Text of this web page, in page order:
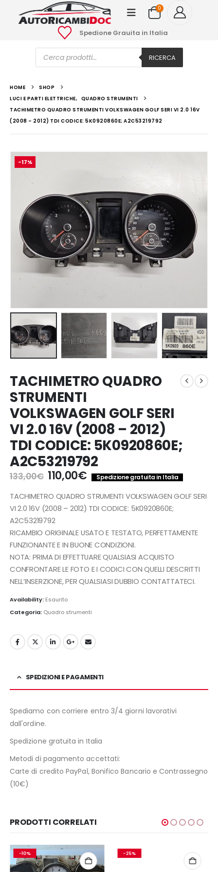
0
Spedione Grauita in Italia
Ricerca
prodotti RICERCA
HOME
SHOP
LUCI E PARTI ELETTRICHE, QUADRO STRUMENTI
TACHIMETRO QUADRO STRUMENTI VOLKSWAGEN GOLF SERI VI 2.0 16V
(2008 – 2012) TDI CODICE: 5K0920860E; A2C53219792
-17%
TACHIMETRO QUADRO
STRUMENTI
VOLKSWAGEN GOLF SERI
VI 2.0 16V (2008 – 2012)
TDI CODICE: 5K0920860E;
A2C53219792
133,00€ Il
prezzo
originale
era:
133,00€.
110,00€Il
prezzo
attuale
è:
Spedizione gratuita in Italia
TACHIMETRO QUADRO STRUMENTI VOLKSWAGEN GOLF SERI
VI 2.0 16V (2008 – 2012) TDI CODICE: 5K0920860E;
A2C53219792
RICAMBIO ORIGINALE USATO E TESTATO, PERFETTAMENTE
FUNZIONANTE E IN BUONE CONDIZIONI.
NOTA: PRIMA DI EFFETTUARE QUALSIASI ACQUISTO
CONFRONTARE LE FOTO E I CODICI CON QUELLI DESCRITTI
NELL’INSERZIONE, PER QUALSIASI DUBBIO CONTATTATECI.
Availability: Esaurito
Categoria: Quadro strumenti
SPEDIZIONI E PAGAMENTI
Spediamo con corriere entro 3/4 giorni lavorativi
dall'ordine.
Spedizione gratuita in Italia
Metodi di pagamento accettati:
Carte di credito PayPal, Bonifico Bancario e Contrassegno
(10€)
PRODOTTI CORRELATI
-10% -25%